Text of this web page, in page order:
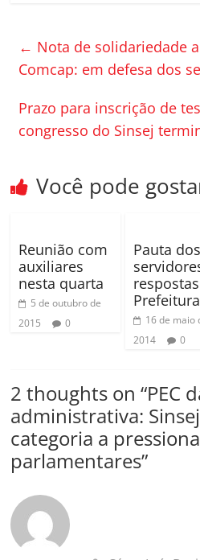
e
b
o
k
er p
ar
h
ar
← Nota de solidariedade
Comcap: em defesa dos
Prazo para inscrição de
congresso do Sinsej
Você pode
Reunião com
auxiliares
nesta quarta
5 de outubro de
2015
0
Pauta dos
Prefeitura
16 de maio
2014
0
2 thoughts on “PEC
administrativa:
categoria a
parlamentares”